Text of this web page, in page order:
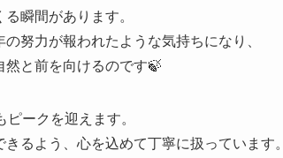
瞬間があります。
努力が報われたような気持ちになり、
然と前を向けるのです🍃
ークを迎えます。
るよう、心を込めて丁寧に扱っています。